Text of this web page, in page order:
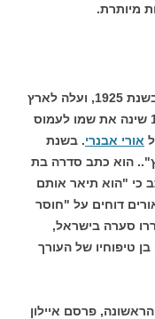
מיותרת.
אילון נולד בשם היינריך שטרנבך בווינה בשנת 1925, ועלה לארץ
ישראל עם משפחתו בשנת 1933. בגיל 18 שינה את שמו לעמוס
אורי אבנרי. בשנת
הוא כתב סדרה בת
כי "הוא תיאר אותם
דוחים על "חוסר
סערה בישראל,
בן טיפוחיו של העורך
הראשונה, פרסם איילון